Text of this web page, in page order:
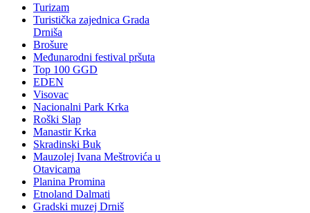
Turizam
Turistička zajednica Grada
Drniša
Brošure
Međunarodni festival pršuta
Top 100 GGD
EDEN
Visovac
Nacionalni Park Krka
Roški Slap
Manastir Krka
Skradinski Buk
Mauzolej Ivana Meštrovića u
Otavicama
Planina Promina
Etnoland Dalmati
Gradski muzej Drniš